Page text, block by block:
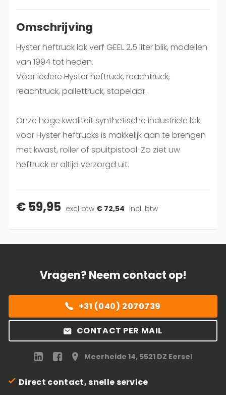
Omschrijving
Hyster heftruck lak verf GEEL 2,5 liter blik, modellen
van 1994 tot heden.
Voor iedere Hyster heftruck, reachtruck,
reachtruck, pallettruck, stapelaar .
Onze hoge kwaliteit synthetische industriele lak
voor Hyster heftrucks is makkelijk aan te brengen
met kwast, roller of spuitpistool. Zo ziet uw
heftruck er altijd verzorgd uit.
€ 59,95 excl btw € 72,54 incl. btw
Vragen? Neem contact op!
+31 (040) 2070739
CONTACT PER MAIL
Meerheide 14, 5521 DZ Eersel
Direct contact, snelle service